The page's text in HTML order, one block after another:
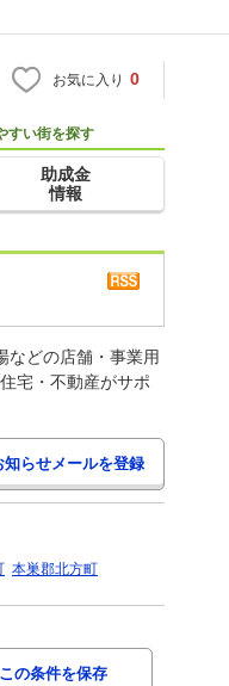
お気に入り 0
すい街を探す
助成金
情報
などの店舗・事業用
宅・不動産がサポ
本巣郡北方町
この条件を保存